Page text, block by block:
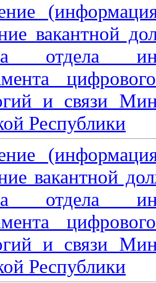
вакантной
отдела
и связи
Республики
вакантной
отдела
и связи
Республики